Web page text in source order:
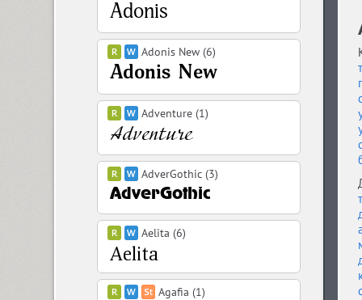
Adonis New (6)
Adventure (1)
AdverGothic (3)
Aelita (6)
Agafia (1)